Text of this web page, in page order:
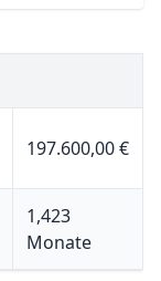
197.600,00 €
1,423
Monate